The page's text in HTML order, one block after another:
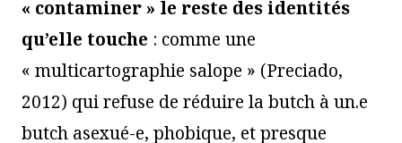
« contaminer » le reste des identités
qu’elle touche : comme une
« multicartographie salope » (Preciado,
2012) qui refuse de réduire la butch à un.e
butch asexué-e, phobique, et presque